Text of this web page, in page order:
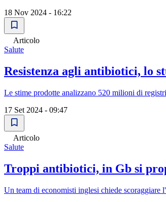
18 Nov 2024 - 16:22
Articolo
Salute
Resistenza agli antibiotici, lo
Le stime prodotte analizzano 520 milioni di
17 Set 2024 - 09:47
Articolo
Salute
Troppi antibiotici, in Gb si
Un team di economisti inglesi chiede